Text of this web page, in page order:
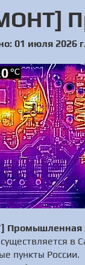
01 июля 2026
в
пункты России.